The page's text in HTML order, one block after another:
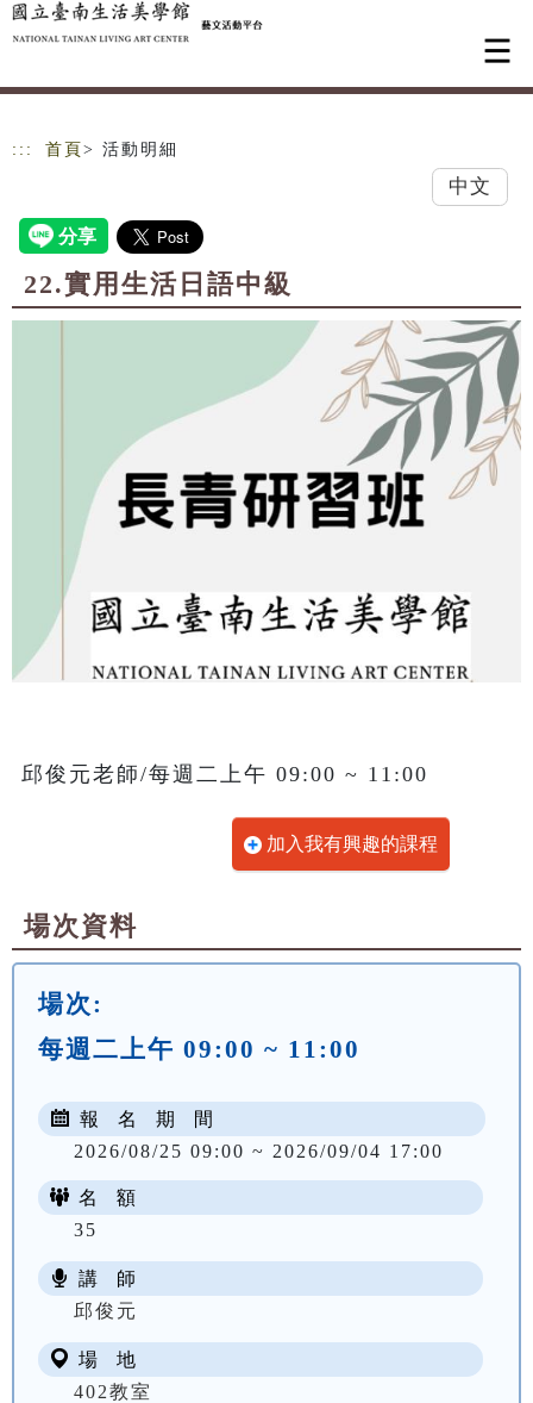
跳到主要內容
網站導覽
::: 首頁 > 活動明細
中文
22.實用生活日語中級
邱俊元老師/每週二上午 09:00 ~ 11:00
加入我有興趣的課程
場次資料
場次:
每週二上午 09:00 ~ 11:00
報 名 期 間
2026/08/25 09:00 ~ 2026/09/04 17:00
名 額
35
講 師
邱俊元
場 地
402教室